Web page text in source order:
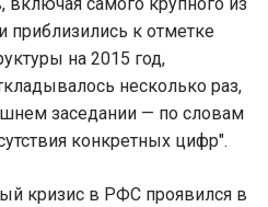
приблизились к отметке
на 2015 год,
несколько раз,
заседании — по словам
конкретных цифр".
кризис в РФС проявился в